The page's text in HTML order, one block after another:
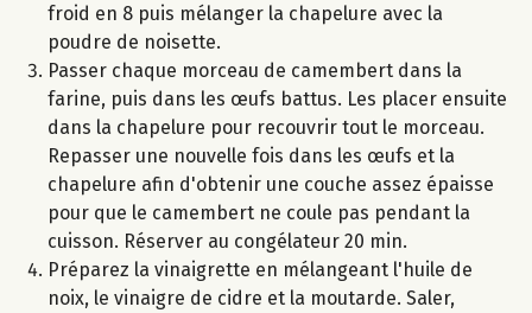
froid en 8 puis mélanger la chapelure avec la
poudre de noisette.
Passer chaque morceau de camembert dans la
farine, puis dans les œufs battus. Les placer ensuite
dans la chapelure pour recouvrir tout le morceau.
Repasser une nouvelle fois dans les œufs et la
chapelure afin d'obtenir une couche assez épaisse
pour que le camembert ne coule pas pendant la
cuisson. Réserver au congélateur 20 min.
Préparez la vinaigrette en mélangeant l'huile de
noix, le vinaigre de cidre et la moutarde. Saler,